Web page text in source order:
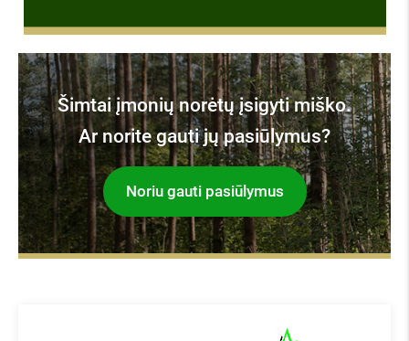
Šimtai įmonių norėtų įsigyti miško.
Ar norite gauti jų pasiūlymus?
Noriu gauti pasiūlymus